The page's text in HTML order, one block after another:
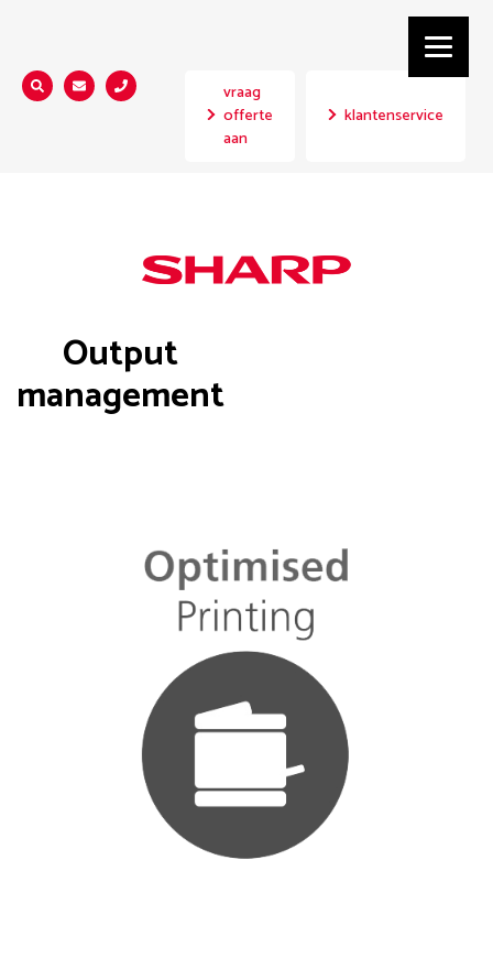
Zoeken...
vraag
offerte
aan
klantenservice
Output
management